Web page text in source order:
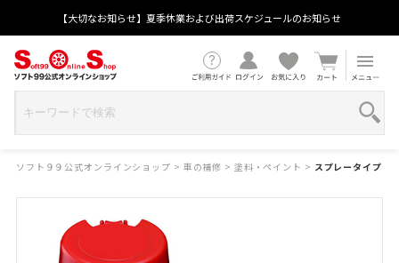
【大切なお知らせ】夏季休業および出荷スケジュールのお知らせ
ソフト９９公式オンラインショップ > 車の補修 > 塗料・ペイント > スプレータイプ